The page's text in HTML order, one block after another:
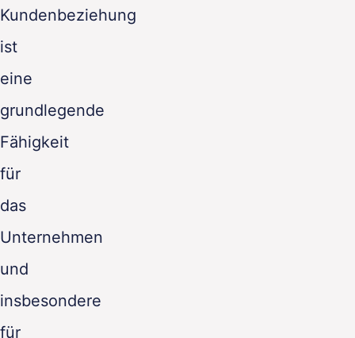
Kundenbeziehung
ist
eine
grundlegende
Fähigkeit
für
das
Unternehmen
und
insbesondere
für